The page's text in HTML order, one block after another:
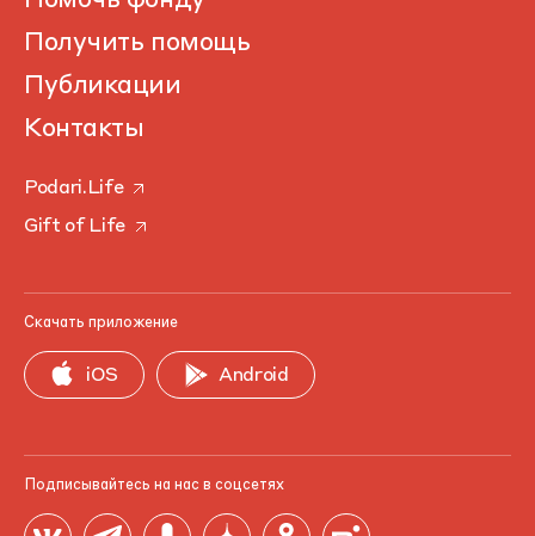
Получить помощь
Публикации
Контакты
Podari.Life
Gift of Life
Скачать приложение
iOS Android
Подписывайтесь на нас в соцсетях